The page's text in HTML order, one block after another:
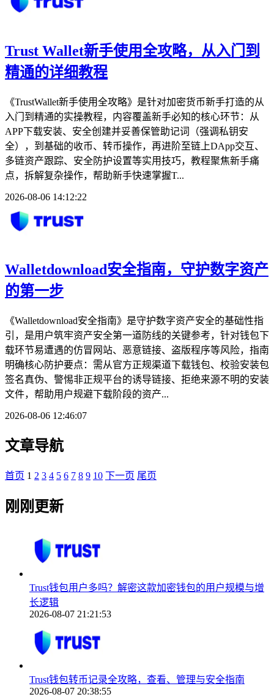
Trust Wallet新手使用全攻略，从入门到
精通的详细教程
《TrustWallet新手使用全攻略》是针对加密货币新手打造的从
入门到精通的实操教程，内容覆盖新手必知的核心环节：从
APP下载安装、安全创建并妥善保管助记词（强调私钥安
全），到基础的收币、转币操作，再进阶至链上DApp交互、
多链资产跟踪、安全防护设置等实用技巧，教程聚焦新手痛
点，拆解复杂操作，帮助新手快速掌握T...
2026-08-06 14:12:22
Walletdownload安全指南，守护数字资产
的第一步
《Walletdownload安全指南》是守护数字资产安全的基础性指
引，是用户筑牢资产安全第一道防线的关键参考，针对钱包下
载环节易遭遇的仿冒网站、恶意链接、盗版程序等风险，指南
明确核心防护要点：需从官方正规渠道下载钱包、校验安装包
签名真伪、警惕非正规平台的诱导链接、拒绝来源不明的安装
文件，帮助用户规避下载阶段的资产...
2026-08-06 12:46:07
文章导航
首页 1 2 3 4 5 6 7 8 9 10 下一页 尾页
刚刚更新
Trust钱包用户多吗？解密这款加密钱包的用户规模与增
长逻辑
2026-08-07 21:21:53
Trust钱包转币记录全攻略，查看、管理与安全指南
2026-08-07 20:38:55